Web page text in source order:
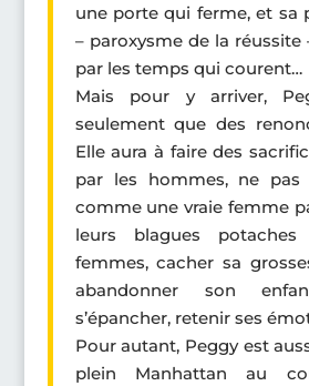
une porte qui ferme, et sa
– paroxysme de la réussite
par les temps qui courent…
Mais pour y arriver,
seulement que des
Elle aura à faire des
par les hommes, ne pas
comme une vraie femme
leurs blagues
femmes, cacher sa
abandonner son
s’épancher, retenir ses
Pour autant, Peggy est
plein Manhattan au